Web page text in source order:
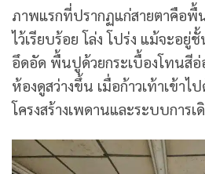
ภาพแรกที่ปรากฏแก่สายตาคือพื้
ไว้เรียบร้อย โล่ง โปร่ง แม้จะอยู่
อึดอัด พื้นปูด้วยกระเบื้องโทนสี
ห้องดูสว่างขึ้น เมื่อก้าวเท้าเข้าไ
โครงสร้างเพดานและระบบการเ